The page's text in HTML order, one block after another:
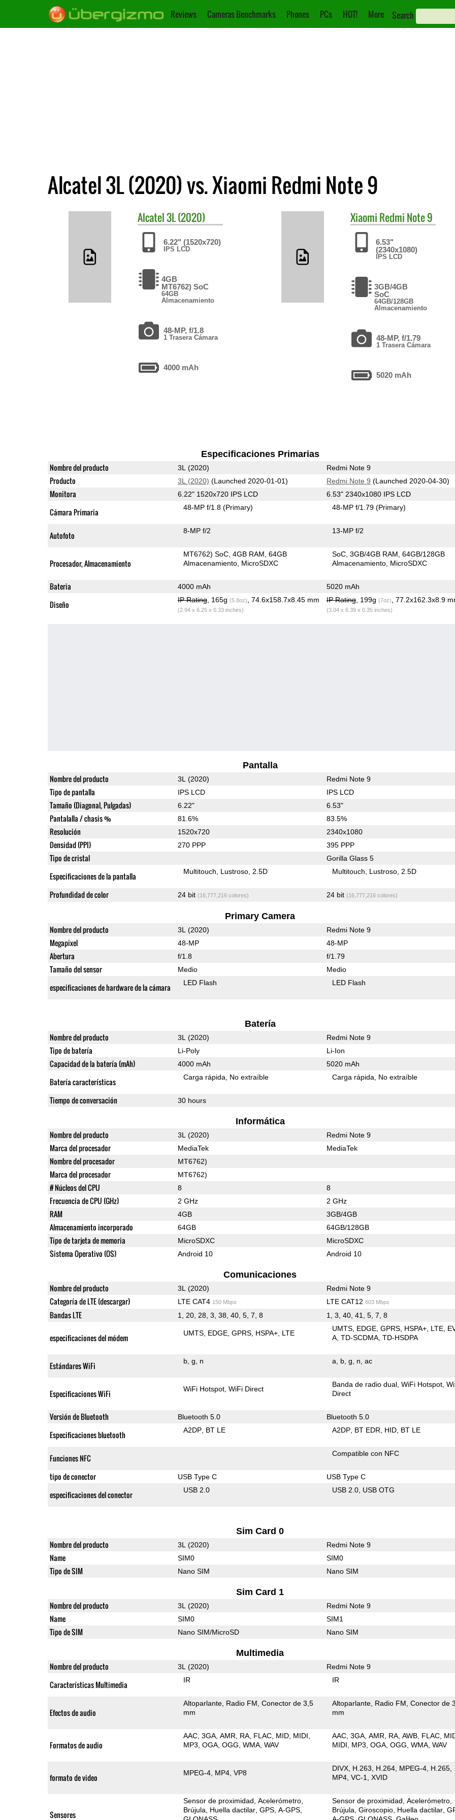
Reviews Cameras Benchmarks Phones PCs HOT! More Search
Alcatel 3L (2020) vs. Xiaomi Redmi Note 9
Alcatel3L (2020)
6.22" (1520x720)
IPS LCD
4GB
MT6762) SoC
64GB
Almacenamiento
48-MP, f/1.8
1 Trasera Cámara
4000 mAh
Xiaomi Redmi Note 9
6.53"
(2340x1080)
IPS LCD
3GB/4GB
SoC
64GB/128GB
Almacenamiento
48-MP, f/1.79
1 Trasera Cámara
5020 mAh
Especificaciones Primarias
Nombre del producto 3L (2020) Redmi Note 9
Producto 3L (2020) (Launched 2020-01-01) Redmi Note 9 (Launched 2020-04-30)
Monitora 6.22" 1520x720 IPS LCD 6.53" 2340x1080 IPS LCD
Cámara Primaria 48-MP f/1.8(Primary) 48-MP f/1.79(Primary)
Autofoto 8-MP f/2 13-MP f/2
Procesador, Almacenamiento
MT6762) SoC 4GB RAM 64GB
Almacenamiento MicroSDXC
SoC 3GB/4GB RAM 64GB/128GB
Almacenamiento MicroSDXC
Bateria 4000 mAh 5020 mAh
Diseño IP Rating, 165g (5.8oz) , 74.6x158.7x8.45 mm
(2.94 x 6.25 x 0.33 inches)
IP Rating, 199g (7oz) , 77.2x162.3x8.9
(3.04 x 6.39 x 0.35 inches)
Pantalla
Nombre del producto 3L (2020) Redmi Note 9
Tipo de pantalla IPS LCD IPS LCD
Tamaño (Diagonal, Pulgadas) 6.22" 6.53"
Pantalalla / chasis % 81.6% 83.5%
Resolución 1520x720 2340x1080
Densidad (PPI) 270 PPP 395 PPP
Tipo de cristal Gorilla Glass 5
Especificaciones de la pantalla Multitouch Lustroso 2.5D Multitouch Lustroso 2.5D
Profundidad de color 24 bit (16,777,216 colores) 24 bit (16,777,216 colores)
Primary Camera
Nombre del producto 3L (2020) Redmi Note 9
Megapixel 48-MP 48-MP
Abertura f/1.8 f/1.79
Tamaño del sensor Medio Medio
especificaciones de hardware de la cámara LED Flash LED Flash
Batería
Nombre del producto 3L (2020) Redmi Note 9
Tipo de batería Li-Poly Li-Ion
Capacidad de la batería (mAh) 4000 mAh 5020 mAh
Batería características Carga rápida No extraíble Carga rápida No extraíble
Tiempo de conversación 30 hours
Informática
Nombre del producto 3L (2020) Redmi Note 9
Marca del procesador MediaTek MediaTek
Nombre del procesador MT6762)
Marca del procesador MT6762)
# Núcleos del CPU 8 8
Frecuencia de CPU (GHz) 2 GHz 2 GHz
RAM 4GB 3GB/4GB
Almacenamiento incorporado 64GB 64GB/128GB
Tipo de tarjeta de memoria MicroSDXC MicroSDXC
Sistema Operativo (OS) Android 10 Android 10
Comunicaciones
Nombre del producto 3L (2020) Redmi Note 9
Categoría de LTE (descargar) LTE CAT4 150 Mbps LTE CAT12 603 Mbps
Bandas LTE 1, 20, 28, 3, 38, 40, 5, 7, 8 1, 3, 40, 41, 5, 7, 8
especificaciones del módem UMTS EDGE GPRS HSPA+ LTE
UMTS EDGE GPRS HSPA+ LTE
A TD-SCDMA TD-HSDPA
Estándares WiFi b g n a b g n ac
Especificaciones WiFi WiFi Hotspot WiFi Direct
Banda de radio dual WiFi Hotspot
Direct
Versión de Bluetooth Bluetooth 5.0 Bluetooth 5.0
Especificaciones bluetooth A2DP BT LE A2DP BT EDR HID BT LE
Funciones NFC Compatible con NFC
tipo de conector USB Type C USB Type C
especificaciones del conector USB 2.0 USB 2.0 USB OTG
Sim Card 0
Nombre del producto 3L (2020) Redmi Note 9
Name SIM0 SIM0
Tipo de SIM Nano SIM Nano SIM
Sim Card 1
Nombre del producto 3L (2020) Redmi Note 9
Name SIM0 SIM1
Tipo de SIM Nano SIM/MicroSD Nano SIM
Multimedia
Nombre del producto 3L (2020) Redmi Note 9
Características Multimedia IR IR
Efectos de audio
Altoparlante Radio FM Conector de 3,5
mm
Altoparlante Radio FM Conector de
mm
Formatos de audio
AAC 3GA AMR RA FLAC MID MIDI
MP3 OGA OGG WMA WAV
AAC 3GA AMR RA AWB FLAC
MIDI
MP3 OGA OGG WMA WAV
formato de video MPEG-4 MP4 VP8
DIVX H.263 H.264 MPEG-4 H.265
MP4 VC-1 XVID
Sensores
Sensor de proximidad Acelerómetro
Brújula
Huella dactilar GPS A-GPS
Sensor de proximidad Acelerómetro
Brújula Giroscopio Huella dactilar